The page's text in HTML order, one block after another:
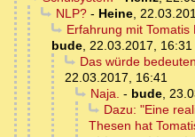
NLP?- Heine,
Erfahrung mit
bude, 22.03.2017, 16:31
Das würde
22.03.2017, 16:41
Naja. - bude,
Dazu: "Eine
Thesen hat